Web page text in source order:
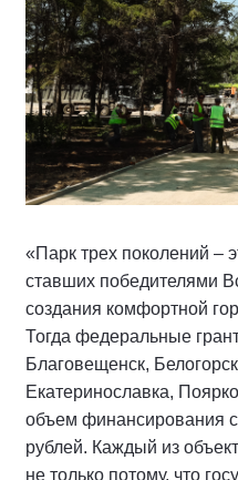
«Парк трех поколений –
ставших победителями
создания комфортной
Тогда федеральные
Благовещенск,
Екатеринославка,
объем финансирования
рублей. Каждый из
не только потому, что